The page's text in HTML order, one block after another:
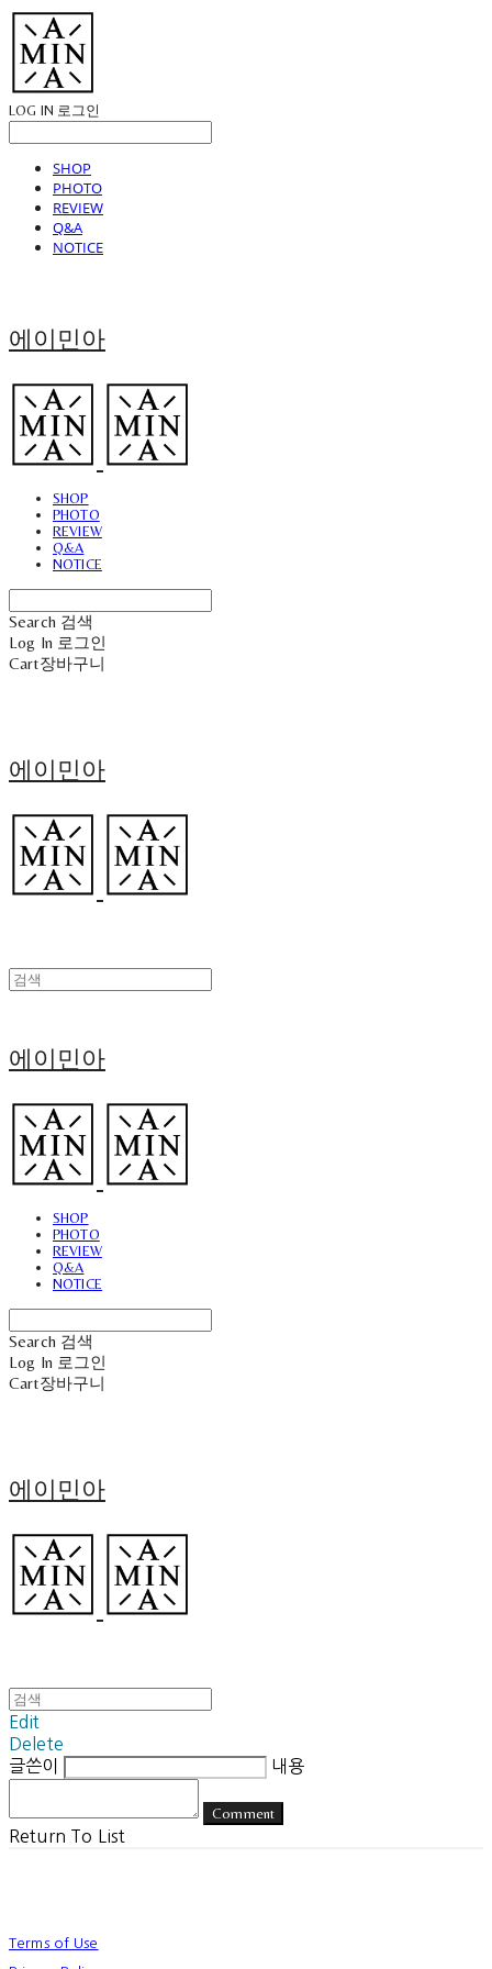
LOG IN 로그인
SHOP
PHOTO
REVIEW
Q&A
NOTICE
에이민아
SHOP
PHOTO
REVIEW
Q&A
NOTICE
Search 검색
Log In 로그인
Cart장바구니
에이민아
에이민아
SHOP
PHOTO
REVIEW
Q&A
NOTICE
Search 검색
Log In 로그인
Cart장바구니
에이민아
Edit
Delete
글쓴이
내용
Comment
Return To List
Terms of Use